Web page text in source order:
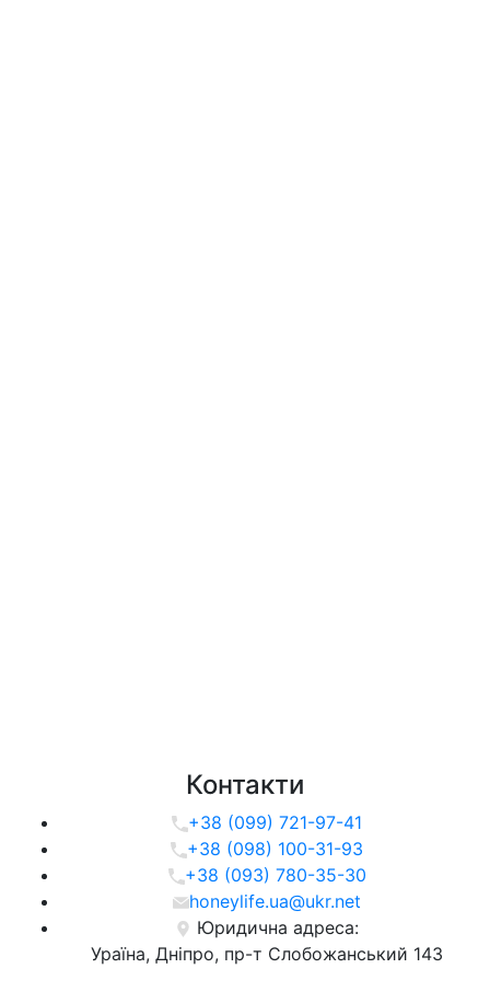
Контакти
+38 (099) 721-97-41
+38 (098) 100-31-93
+38 (093) 780-35-30
honeylife.ua@ukr.net
Юридична адреса:
Ураїна, Дніпро, пр-т Слобожанський 143